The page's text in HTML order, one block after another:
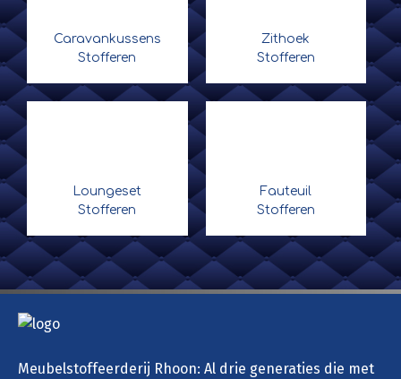
Caravankussens
Stofferen
Zithoek
Stofferen
Loungeset
Stofferen
Fauteuil
Stofferen
Meubelstoffeerderij Rhoon: Al drie generaties die met